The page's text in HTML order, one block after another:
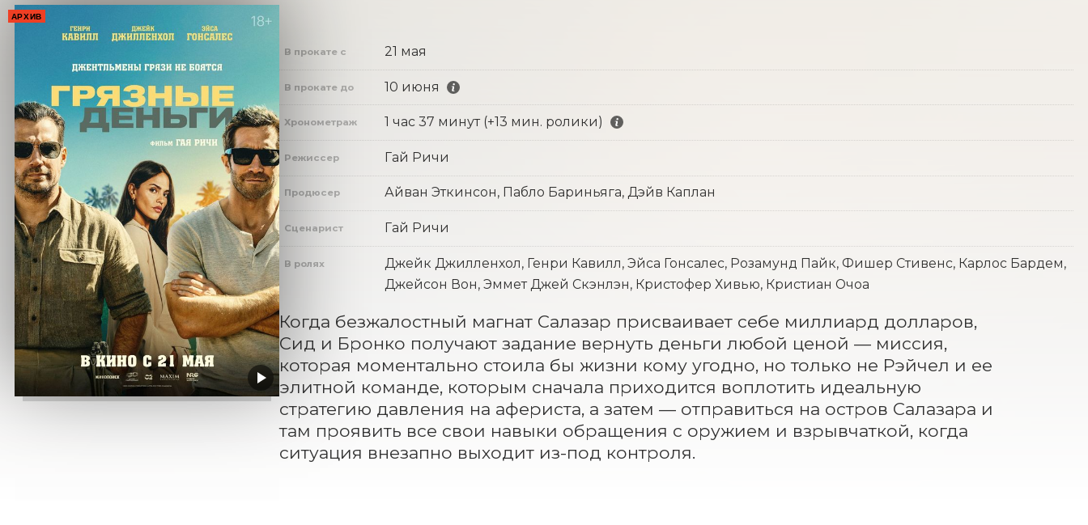
АРХИВ
В прокате с 21 мая
В прокате до 10 июня
Хронометраж 1 час 37 минут (+13 мин. ролики)
Режиссер Гай Ричи
Продюсер Айван Эткинсон, Пабло Бариньяга, Дэйв Каплан
Сценарист Гай Ричи
В ролях
Джейк Джилленхол, Генри Кавилл, Эйса Гонсалес, Розамунд Пайк, Фишер Стивенс, Карлос Бардем,
Джейсон Вон, Эммет Джей Скэнлэн, Кристофер Хивью, Кристиан Очоа
Когда безжалостный магнат Салазар присваивает себе миллиард долларов,
Сид и Бронко получают задание вернуть деньги любой ценой — миссия,
которая моментально стоила бы жизни кому угодно, но только не Рэйчел и ее
элитной команде, которым сначала приходится воплотить идеальную
стратегию давления на афериста, а затем — отправиться на остров Салазара и
там проявить все свои навыки обращения с оружием и взрывчаткой, когда
ситуация внезапно выходит из-под контроля.